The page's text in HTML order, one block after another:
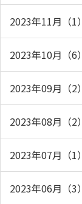
2023年11月（1）
2023年10月（6）
2023年09月（2）
2023年08月（2）
2023年07月（1）
2023年06月（3）